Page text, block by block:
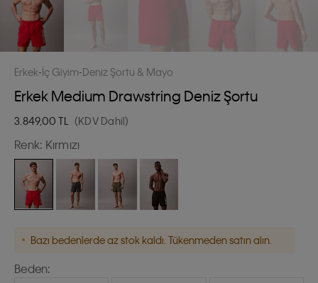
Erkek İç Giyim Deniz Şortu & Mayo
Erkek Medium Drawstring Deniz Şortu
3.849,00 TL (KDV Dahil)
Renk: Kırmızı
Bazı bedenlerde az stok kaldı. Tükenmeden satın alın.
Beden: